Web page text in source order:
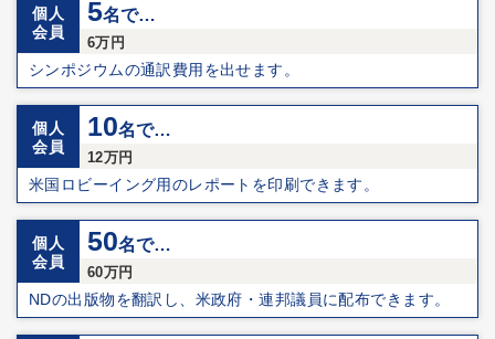
個人
会員
5名で…
6万円
シンポジウムの通訳費用を出せます。
個人
会員
10名で…
12万円
米国ロビーイング用のレポートを印刷できます。
個人
会員
50名で…
60万円
NDの出版物を翻訳し、米政府・連邦議員に配布できます。